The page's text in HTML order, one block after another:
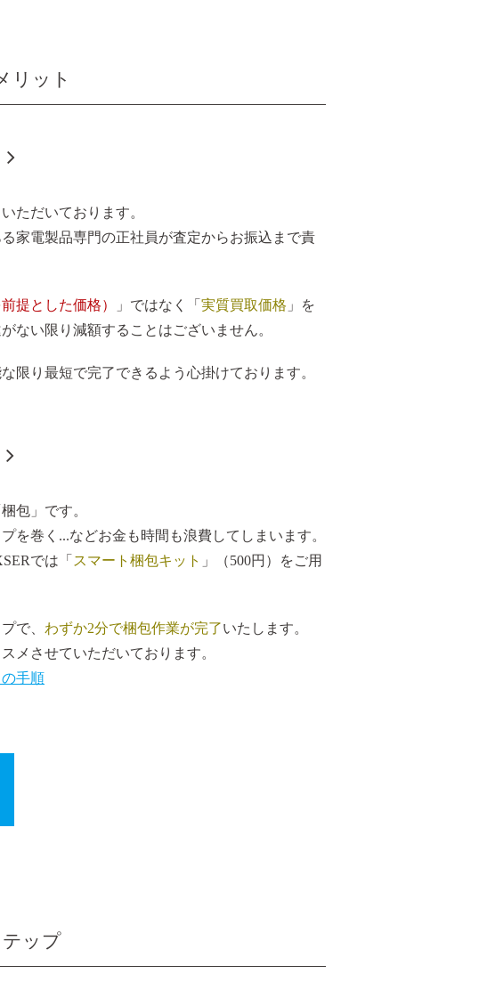
リット
ただいております。
家電製品専門の正社員が査定からお振込まで責
提とした価格） 」ではなく「 実質買取価格 」を
ない限り減額することはございません。
限り最短で完了できるよう心掛けております。
包」です。
を巻く...などお金も時間も浪費してしまいます。
では「 スマート梱包キット 」（500円）をご用
で、 わずか2分で梱包作業が完了いたします。
メさせていただいております。
手順
ップ